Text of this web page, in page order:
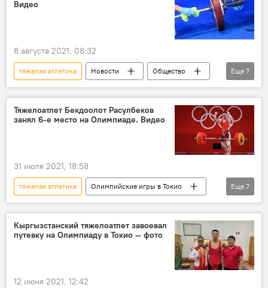
Видео
8 августа 2021, 08:32
тяжелая атлетика Новости
Общество
В мире
спорт
США
женщины
рекорд
пауэрлифтинг
возраст
Еще 7
Тяжелоатлет Бекдоолот Расулбеков
занял 6-е место на Олимпиаде. Видео
31 июля 2021, 18:58
тяжелая атлетика
Олимпийские игры в Токио
Новости
Кыргызстан
Общество
В мире
Олимпиада
Еще 7
Кыргызстанский тяжелоатлет завоевал
путевку на Олимпиаду в Токио — фото
12 июня 2021, 12:42